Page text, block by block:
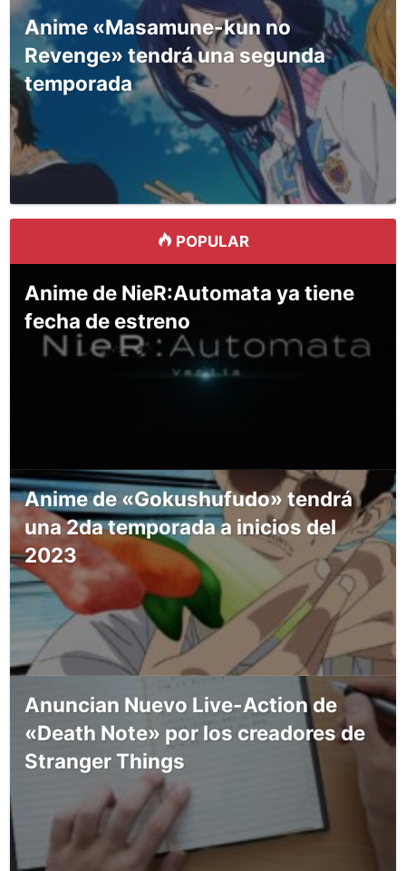
Anime «Masamune-kun no
Revenge» tendrá una segunda
temporada
POPULAR
Anime de NieR:Automata ya tiene
fecha de estreno
Anime de «Gokushufudo» tendrá
una 2da temporada a inicios del
2023
Anuncian Nuevo Live-Action de
«Death Note» por los creadores de
Stranger Things